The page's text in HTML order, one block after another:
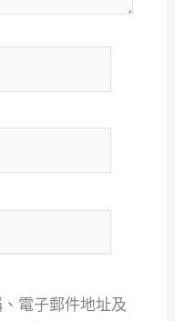
電子郵件地址及